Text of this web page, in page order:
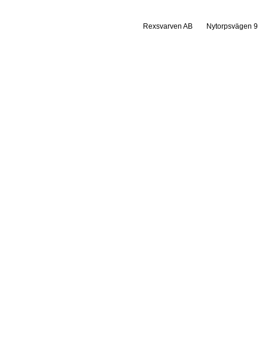
Rexsvarven AB Nytorpsvägen 9